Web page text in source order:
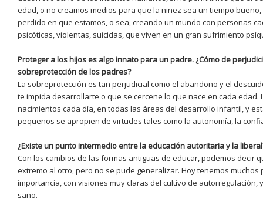
edad, o no creamos medios para que la niñez sea un tiempo
perdido en que estamos, o sea, creando un mundo con personas
psicóticas, violentas, suicidas, que viven en un gran sufrimiento
Proteger a los hijos es algo innato para un padre. ¿Cómo de
sobreprotección de los padres?
La sobreprotección es tan perjudicial como el abandono y el
te impida desarrollarte o que se cercene lo que nace en cada
nacimientos cada día, en todas las áreas del desarrollo infantil, y
pequeños se apropien de virtudes tales como la autonomía, la
¿Existe un punto intermedio entre la educación autoritaria y la
Con los cambios de las formas antiguas de educar, podemos decir
extremo al otro, pero no se pude generalizar. Hoy tenemos
importancia, con visiones muy claras del cultivo de
sano.